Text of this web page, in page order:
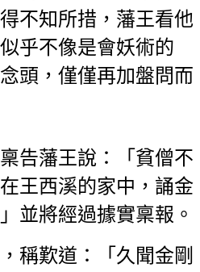
不知所措，藩王看他
乎不像是會妖術的
頭，僅僅再加盤問而
告藩王說：「貧僧不
王西溪的家中，誦金
並將經過據實稟報。
稱歎道：「久聞金剛